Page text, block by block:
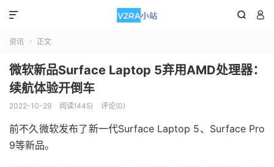
 

资讯  正文
微软新品Surface Laptop 5弃用AMD处理器：
续航体验开倒车
2022-10-29 阅读(445) 评论(0)
前不久微软发布了新一代Surface Laptop 5、Surface Pro
9等新品。